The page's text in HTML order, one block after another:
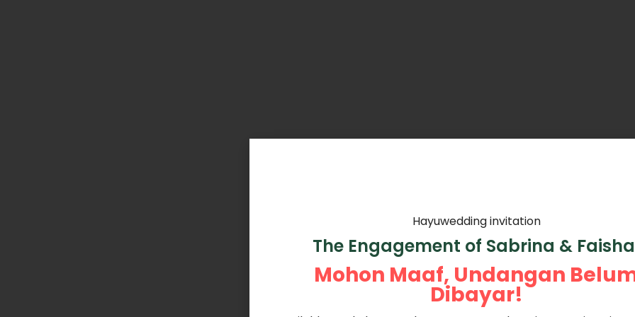
Hayuwedding invitation
The Engagement of Sabrina &
Mohon Maaf, Undangan
Dibayar!